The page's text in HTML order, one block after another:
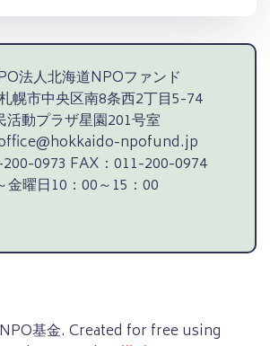
法人北海道NPOファンド
市中央区南8条西2丁目5-74
活動プラザ星園201号室
npofund.jp
0973 FAX：011-200-0974
金曜日10：00～15：00
基金. Created for free using